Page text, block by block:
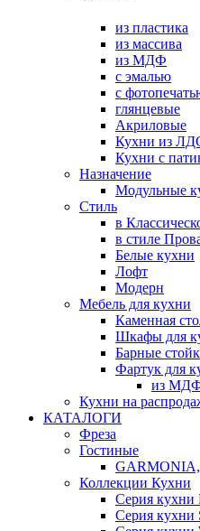
из пластика
из массива
из МДФ
с эмалью
с
глянцевые
Акриловые
Кухни из
Кухни с
Назначение
Модульные
Стиль
в
в стиле
Белые кухни
Лофт
Модерн
Мебель для кухни
Каменная
Шкафы для
Барные
Фартук для
из
Кухни на
КАТАЛОГИ
Фреза
Гостиные
Коллекции Кухни
Серия
Серия кухни